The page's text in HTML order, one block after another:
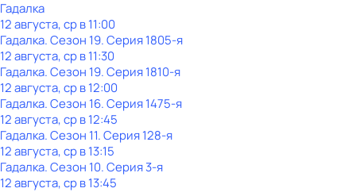
Гадалка
12 августа, ср в 11:00
Гадалка. Сезон 19. Серия 1805-я
12 августа, ср в 11:30
Гадалка. Сезон 19. Серия 1810-я
12 августа, ср в 12:00
Гадалка. Сезон 16. Серия 1475-я
12 августа, ср в 12:45
Гадалка. Сезон 11. Серия 128-я
12 августа, ср в 13:15
Гадалка. Сезон 10. Серия 3-я
12 августа, ср в 13:45